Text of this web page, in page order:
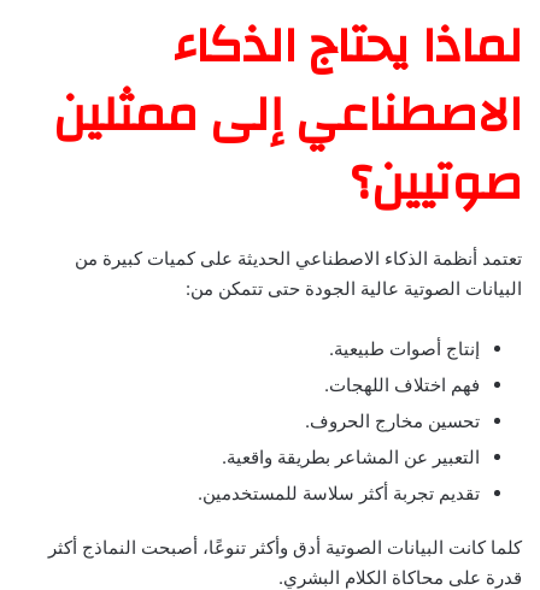
لماذا يحتاج الذكاء
الاصطناعي إلى ممثلين
صوتيين؟
تعتمد أنظمة الذكاء الاصطناعي الحديثة على كميات كبيرة من
البيانات الصوتية عالية الجودة حتى تتمكن من:
إنتاج أصوات طبيعية.
فهم اختلاف اللهجات.
تحسين مخارج الحروف.
التعبير عن المشاعر بطريقة واقعية.
تقديم تجربة أكثر سلاسة للمستخدمين.
كلما كانت البيانات الصوتية أدق وأكثر تنوعًا، أصبحت النماذج أكثر
قدرة على محاكاة الكلام البشري.